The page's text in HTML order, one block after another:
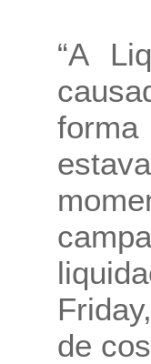
“A
de